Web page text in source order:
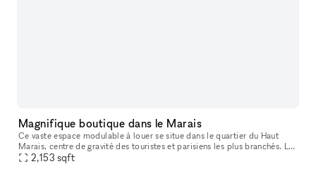
Magnifique boutique dans le Marais
Ce vaste espace modulable à louer se situe dans le quartier du Haut
Marais, centre de gravité des touristes et parisiens les plus branchés. Les
boutiques y sont pointues, les bars et restaurants, con
2,153 sqft